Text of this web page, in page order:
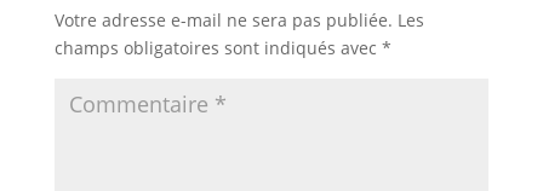
Votre adresse e-mail ne sera pas publiée. Les
champs obligatoires sont indiqués avec *